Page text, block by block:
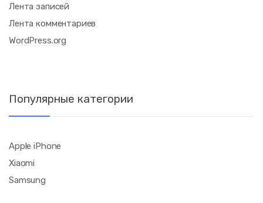
Лента записей
Лента комментариев
WordPress.org
Популярные категории
Apple iPhone
Xiaomi
Samsung